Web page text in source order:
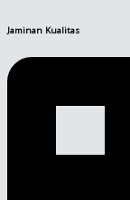
Jaminan Kualitas